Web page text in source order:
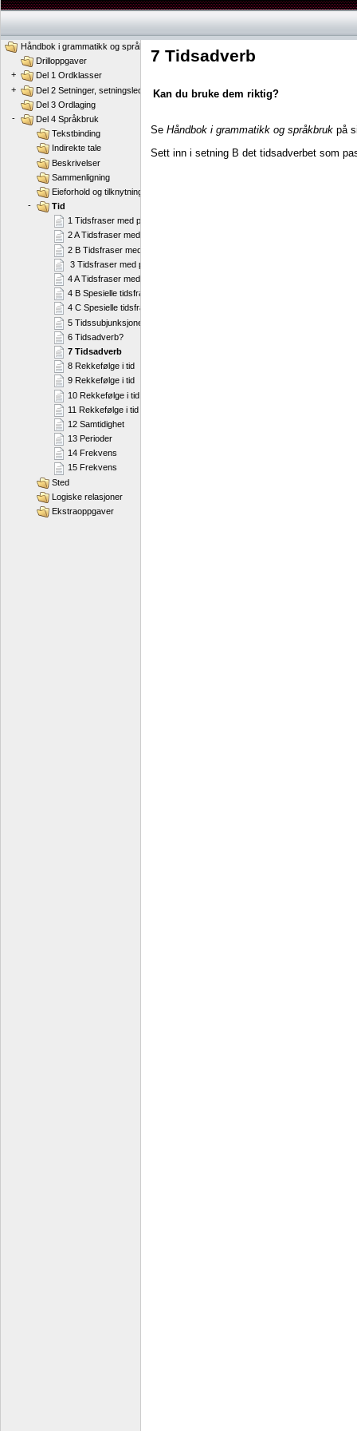
7 Tidsadverb
Kan du bruke dem riktig?
Se Håndbok i grammatikk og språkbruk på
Sett inn i setning B det tidsadverbet som
Håndbok i grammatikk og språkbruk
Drilloppgaver
+
Del 1 Ordklasser
+
Del 2 Setninger, setningsledd og ordstilling
Del 3 Ordlaging
-
Del 4 Språkbruk
Tekstbinding
Indirekte tale
Beskrivelser
Sammenligning
Eieforhold og tilknytning
-
Tid
1 Tidsfraser med preposisjoner
2 A Tidsfraser med preposisjoner
2 B Tidsfraser med preposisjoner
3 Tidsfraser med preposisjoner
4 A Tidsfraser med preposisjoner
4 B Spesielle tidsfraser
4 C Spesielle tidsfraser
5 Tidssubjunksjoner
6 Tidsadverb?
7 Tidsadverb
8 Rekkefølge i tid
9 Rekkefølge i tid
10 Rekkefølge i tid
11 Rekkefølge i tid
12 Samtidighet
13 Perioder
14 Frekvens
15 Frekvens
Sted
Logiske relasjoner
Ekstraoppgaver